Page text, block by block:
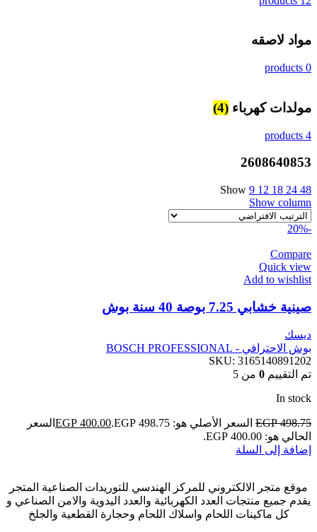
مواد لاصقه
0 products
مولدات كهرباء (4)
4 products
2608640853
Show 9 12 18 24 48
Show column
-20%
Compare
Quick view
Add to wishlist
صينية خشابي 7.25 بوصة 40 سنة بوش
ديسك
بوش الاحترافي - BOSCH PROFESSIONAL
SKU: 3165140891202
تم التقييم 0 من 5
In stock
EGP498.75 السعر الأصلي هو: EGP 498.75. EGP 400.00
السعر
الحالي هو: EGP 400.00.
إضافة إلى السلة
موقع متجر الالكتروني للمركز الهندسي للتوريدات الصناعية المتجر
يقدم جميع منتجات العدد الكهربائية والعدد اليدوية والامن الصناعي و
كل ماكينات اللحام واسلاك اللحام وحجارة القطعية والجلخ